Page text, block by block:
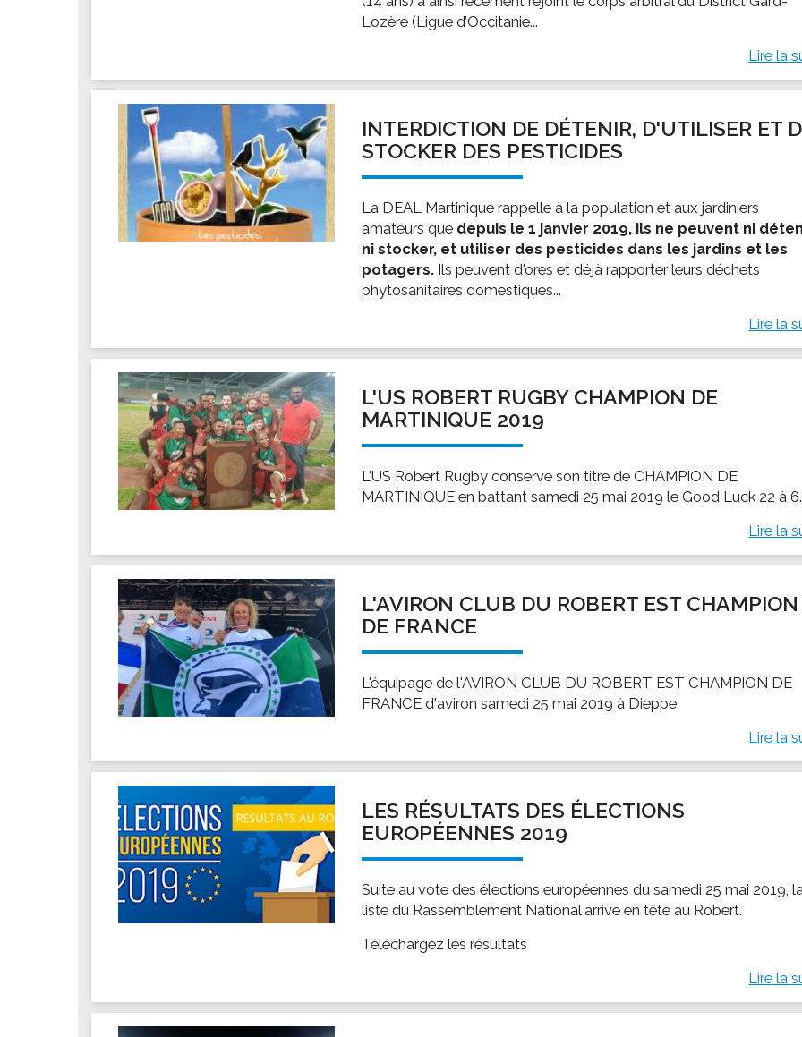
VIE PRATIQUE
Les espaces numériques
Infos baignade
Infos sargasse
Toilettes publiques
Annuaire santé
Lozère (Ligue d’Occitanie...
Lire la
INTERDICTION DE DÉTENIR, D'UTILISER ET
STOCKER DES PESTICIDES
La DEAL Martinique rappelle à la population et aux jardiniers
amateurs que depuis le 1 janvier 2019, ils ne peuvent ni
ni stocker, et utiliser des pesticides dans les jardins et les
potagers. Ils peuvent d'ores et déjà rapporter leurs déchets
phytosanitaires domestiques...
Lire la
L'US ROBERT RUGBY CHAMPION DE
MARTINIQUE 2019
L'US Robert Rugby conserve son titre de CHAMPION DE
MARTINIQUE en battant samedi 25 mai 2019 le Good Luck 22 à 6.
Lire la
L'AVIRON CLUB DU ROBERT EST CHAMPION
DE FRANCE
L'équipage de l'AVIRON CLUB DU ROBERT EST CHAMPION DE
FRANCE d'aviron samedi 25 mai 2019 à Dieppe.
Lire la
LES RÉSULTATS DES ÉLECTIONS
EUROPÉENNES 2019
Suite au vote des élections européennes du samedi 25 mai 2019,
liste du Rassemblement National arrive en tête au Robert.
Téléchargez les résultats
Lire la